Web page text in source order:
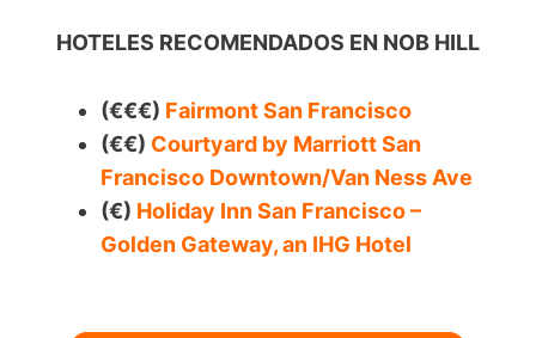
HOTELES RECOMENDADOS EN NOB HILL
(€€€) Fairmont San Francisco
(€€) Courtyard by Marriott San
Francisco Downtown/Van Ness Ave
(€) Holiday Inn San Francisco –
Golden Gateway, an IHG Hotel